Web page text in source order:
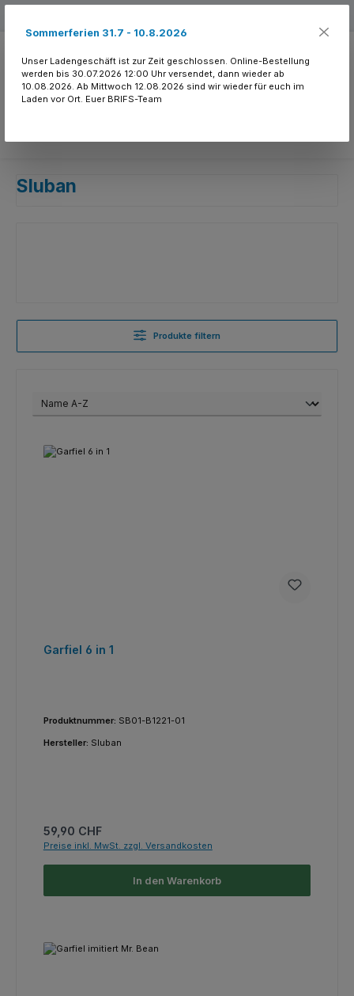
Sluban
Produkte filtern
Garfiel 6 in 1
Produktnummer: SB01-B1221-01
Hersteller: Sluban
Regulärer Preis:
59,90 CHF
Preise inkl. MwSt. zzgl. Versandkosten
In den Warenkorb
Sommerferien 31.7 - 10.8.2026
Unser Ladengeschäft ist zur Zeit geschlossen. Online-Bestellung
werden bis 30.07.2026 12:00 Uhr versendet, dann wieder ab
10.08.2026. Ab Mittwoch 12.08.2026 sind wir wieder für euch im
Laden vor Ort. Euer BRIFS-Team